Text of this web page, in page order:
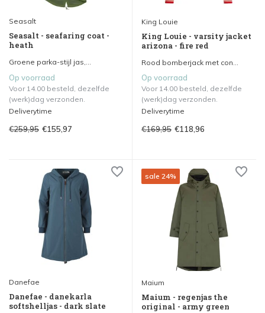
Seasalt
Seasalt - seafaring coat -
heath
Groene parka-stijl jas,...
Op voorraad
Voor 14.00 besteld, dezelfde
(werk)dag verzonden.
Deliverytime
€259,95 €155,97
King Louie
King Louie - varsity jacket
arizona - fire red
Rood bomberjack met con...
Op voorraad
Voor 14.00 besteld, dezelfde
(werk)dag verzonden.
Deliverytime
€169,95 €118,96
Danefae
Danefae - danekarla
softshelljas - dark slate
sale 24%
Maium
Maium - regenjas the
original - army green